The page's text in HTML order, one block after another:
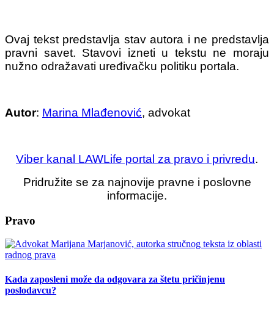
Ovaj tekst predstavlja stav autora i ne predstavlja
pravni savet. Stavovi izneti u tekstu ne moraju
nužno odražavati uređivačku politiku portala.
Autor: Marina Mlađenović, advokat
Viber kanal LAWLife portal za pravo i privredu.
Pridružite se za najnovije pravne i poslovne
informacije.
Pravo
Kada zaposleni može da odgovara za štetu pričinjenu
poslodavcu?